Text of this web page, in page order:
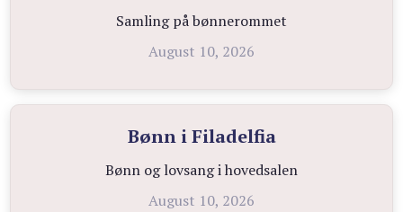
Samling på bønnerommet
August 10, 2026
Bønn i Filadelfia
Bønn og lovsang i hovedsalen
August 10, 2026